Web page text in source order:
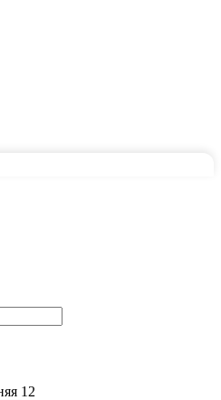
12